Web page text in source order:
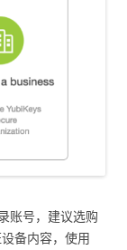
账号，建议选购
备内容，使用